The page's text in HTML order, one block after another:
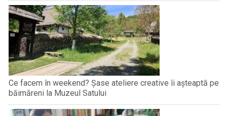
Ce facem în weekend? Șase ateliere creative îi așteaptă pe
băimăreni la Muzeul Satului